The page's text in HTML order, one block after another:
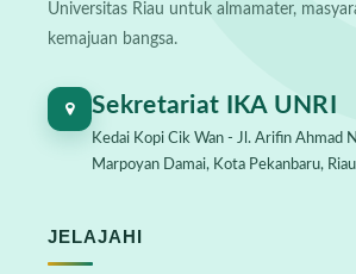
Universitas Riau untuk almamater,
kemajuan bangsa.
Sekretariat IKA UNRI
Kedai Kopi Cik Wan - Jl. Arifin Ahmad
Marpoyan Damai, Kota Pekanbaru, Riau
JELAJAHI